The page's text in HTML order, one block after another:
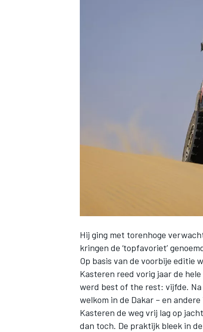
WEC DTM
Hij ging met torenhoge
kringen de ‘topfavoriet’
Op basis van de voorbije editie
Kasteren reed vorig jaar de
werd best of the rest: vijfde. Na
welkom in de Dakar – en
Kasteren de weg vrij lag op
dan toch. De praktijk bleek in